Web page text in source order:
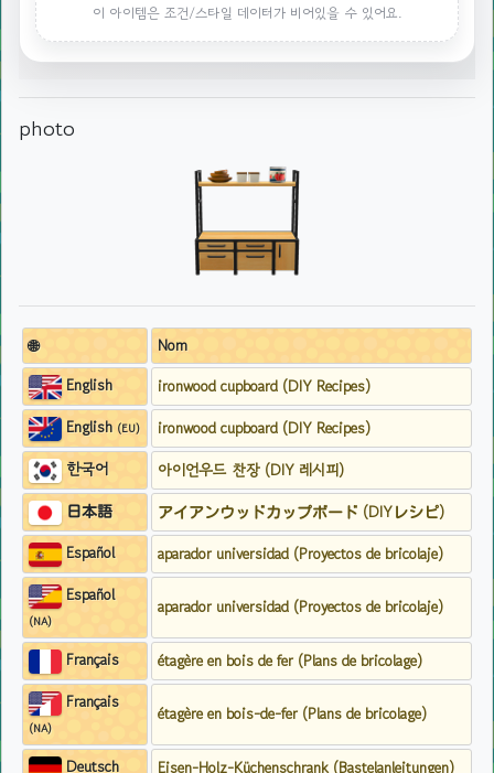
이 아이템은 조건/스타일 데이터가 비어있을 수 있어요.
photo
🌐
Nom
English
ironwood cupboard (DIY Recipes)
English (EU)
ironwood cupboard (DIY Recipes)
한국어
아이언우드 찬장 (DIY 레시피)
日本語
アイアンウッドカップボード (DIYレシピ)
Español
aparador universidad (Proyectos de bricolaje)
Español
(NA)
aparador universidad (Proyectos de bricolaje)
Français
étagère en bois de fer (Plans de bricolage)
Français
(NA)
étagère en bois-de-fer (Plans de bricolage)
Deutsch Eisen-Holz-Küchenschrank (Bastelanleitungen)